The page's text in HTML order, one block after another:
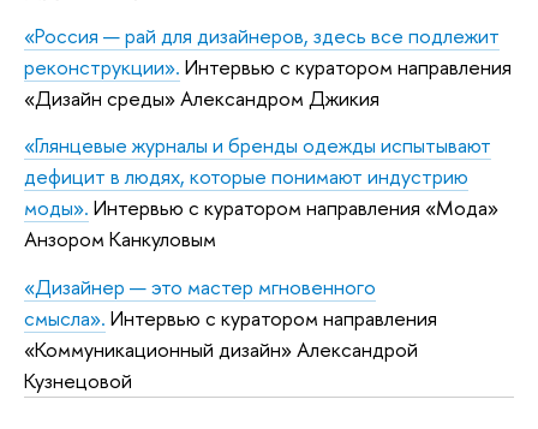
«Россия — рай для дизайнеров, здесь все подлежит
реконструкции». Интервью с куратором направления
«Дизайн среды» Александром Джикия
«Глянцевые журналы и бренды одежды испытывают
дефицит в людях, которые понимают индустрию
моды». Интервью с куратором направления «Мода»
Анзором Канкуловым
«Дизайнер — это мастер мгновенного
смысла». Интервью с куратором направления
«Коммуникационный дизайн» Александрой
Кузнецовой